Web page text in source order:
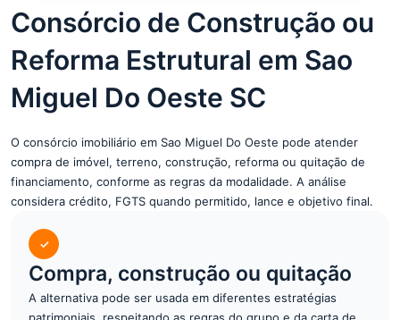
Consórcio de Construção ou
Reforma Estrutural em Sao
Miguel Do Oeste SC
O consórcio imobiliário em Sao Miguel Do Oeste pode atender
compra de imóvel, terreno, construção, reforma ou quitação de
financiamento, conforme as regras da modalidade. A análise
considera crédito, FGTS quando permitido, lance e objetivo final.
✓
Compra, construção ou quitação
A alternativa pode ser usada em diferentes estratégias